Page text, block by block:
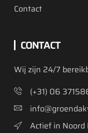
Contact
CONTACT
Wij zijn 24/7
(+31) 06
Actief in Noord